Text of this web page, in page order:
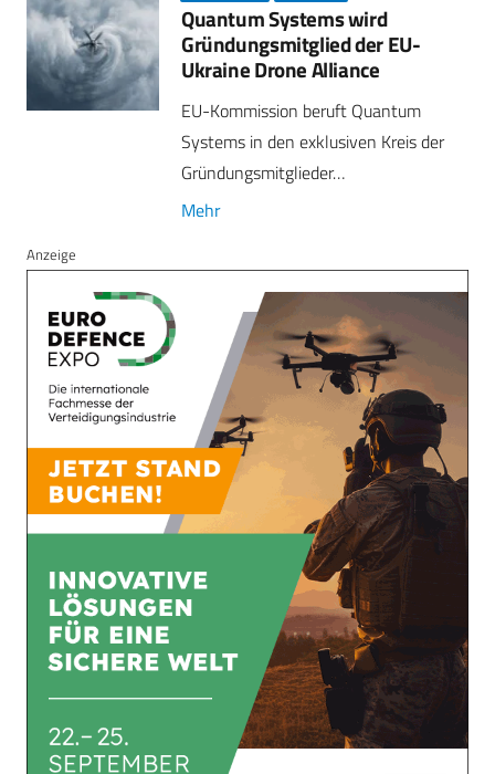
Quantum Systems wird
Gründungsmitglied der EU-
Ukraine Drone Alliance
EU-Kommission beruft Quantum
Systems in den exklusiven Kreis der
Gründungsmitglieder…
Mehr
Anzeige